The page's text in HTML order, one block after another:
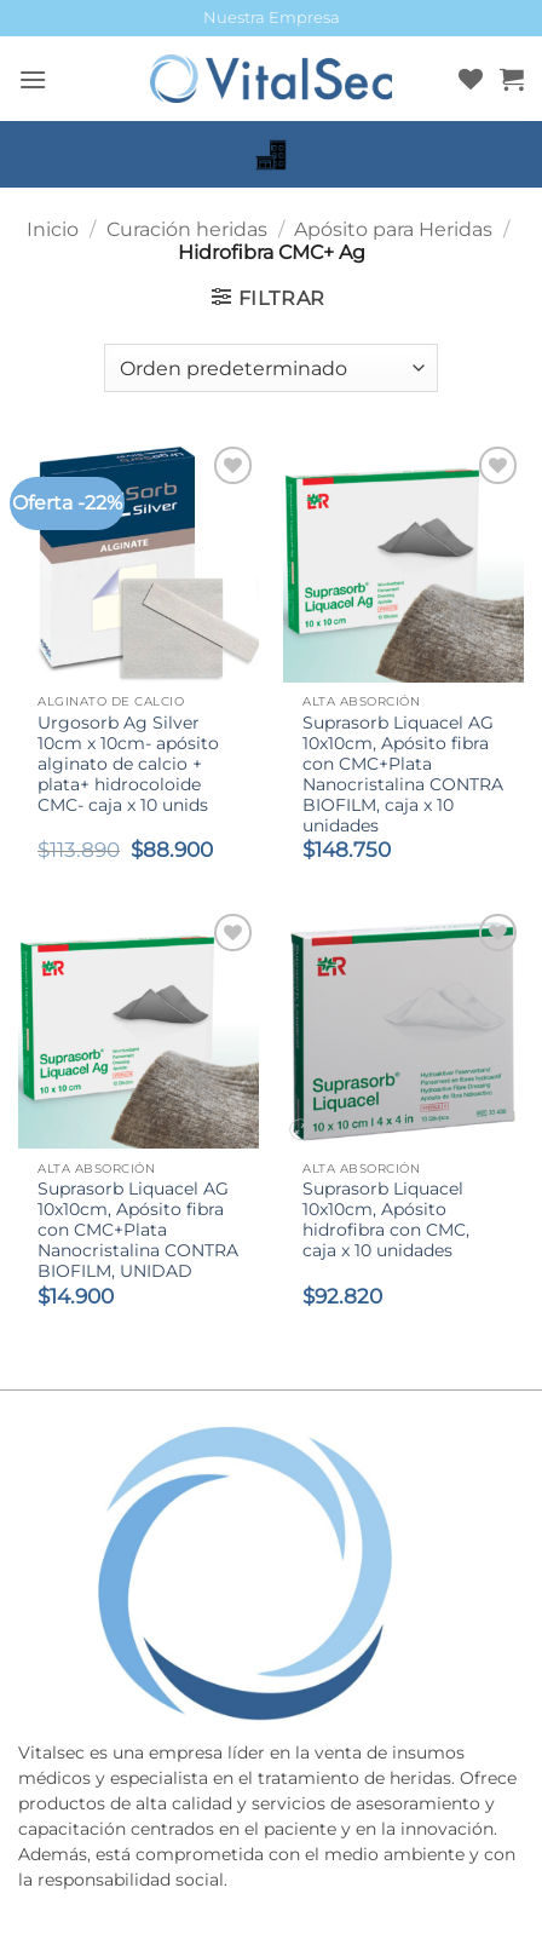
al
contenido
Nuestra Empresa
Inicio / Curación heridas / Apósito para Heridas /
Hidrofibra CMC+ Ag
FILTRAR
Oferta -22%
ALGINATO DE CALCIO
Urgosorb Ag Silver
10cm x 10cm- apósito
alginato de calcio +
plata+ hidrocoloide
CMC- caja x 10 unids
$113.890 El
$113.890.
$88.900El
es:
$88.900.
ALTA ABSORCIÓN
Suprasorb Liquacel AG
10x10cm, Apósito fibra
con CMC+Plata
Nanocristalina CONTRA
BIOFILM, caja x 10
unidades
$148.750
ALTA ABSORCIÓN
Suprasorb Liquacel AG
10x10cm, Apósito fibra
con CMC+Plata
Nanocristalina CONTRA
BIOFILM, UNIDAD
$14.900
ALTA ABSORCIÓN
Suprasorb Liquacel
10x10cm, Apósito
hidrofibra con CMC,
caja x 10 unidades
$92.820
Vitalsec es una empresa líder en la venta de insumos
médicos y especialista en el tratamiento de heridas. Ofrece
productos de alta calidad y servicios de asesoramiento y
capacitación centrados en el paciente y en la innovación.
Además, está comprometida con el medio ambiente y con
la responsabilidad social.